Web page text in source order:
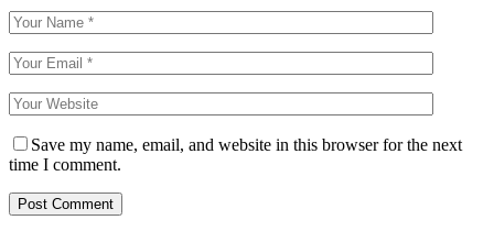
Save my name, email, and website in this browser for the next
time I comment.